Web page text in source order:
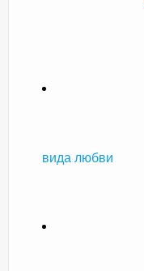
вида любви